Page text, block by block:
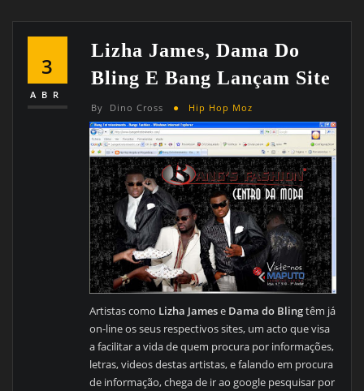
3
ABR
Lizha James, Dama Do
Bling E Bang Lançam Site
By Dino Cross Hip Hop Moz
Artistas como Lizha Jamese Dama do Blingtêm já
on-line os seus respectivos sites, um acto que visa
a facilitar a vida de quem procura por informações,
letras, videos destas artistas, e falando em procura
de informação, chega de ir ao google pesquisar por